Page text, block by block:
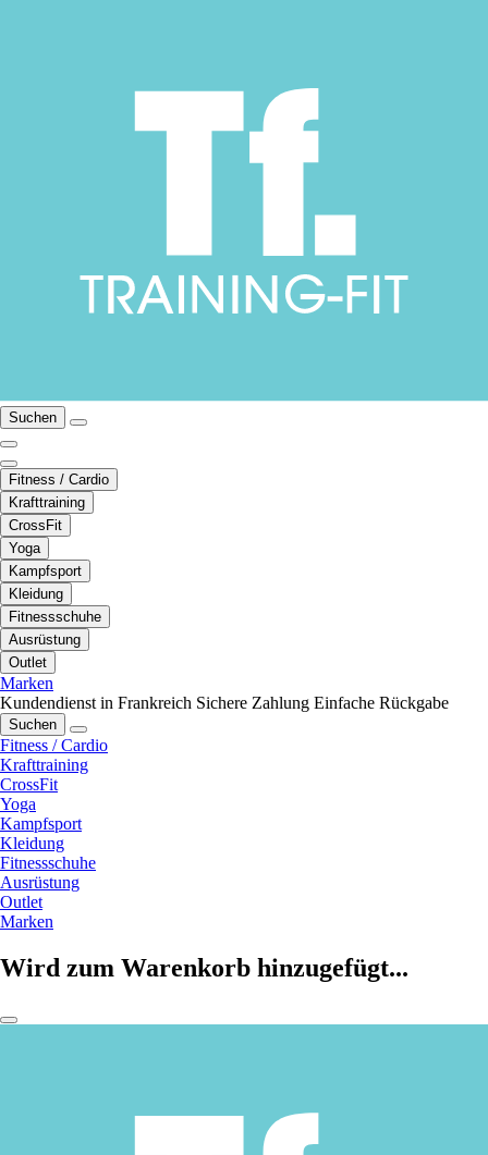
Suchen
Fitness / Cardio
Krafttraining
CrossFit
Yoga
Kampfsport
Kleidung
Fitnessschuhe
Ausrüstung
Outlet
Marken
Kundendienst in Frankreich Sichere Zahlung Einfache Rückgabe
Suchen
Fitness / Cardio
Krafttraining
CrossFit
Yoga
Kampfsport
Kleidung
Fitnessschuhe
Ausrüstung
Outlet
Marken
Wird zum Warenkorb hinzugefügt...